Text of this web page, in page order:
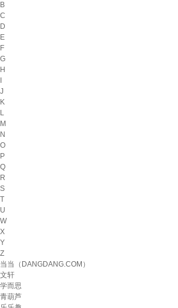
B
C
D
E
F
G
H
J
K
L
M
N
O
P
Q
R
S
T
U
W
X
Y
Z
当当（DANGDANG.COM）
文轩
学而思
青葫芦